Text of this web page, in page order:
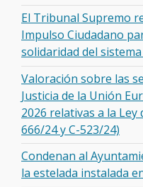
El Tribunal Supremo
Impulso Ciudadano
solidaridad del
Valoración sobre las
Justicia de la Unión
2026 relativas a la
666/24 y C-523/24)
Condenan al
la estelada instalada